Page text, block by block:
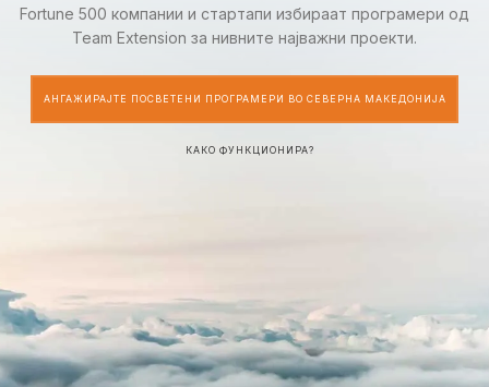
Fortune 500 компании и стартапи избираат програмери од
Team Extension за нивните најважни проекти.
АНГАЖИРАЈТЕ ПОСВЕТЕНИ ПРОГРАМЕРИ ВО СЕВЕРНА МАКЕДОНИЈА
КАКО ФУНКЦИОНИРА?